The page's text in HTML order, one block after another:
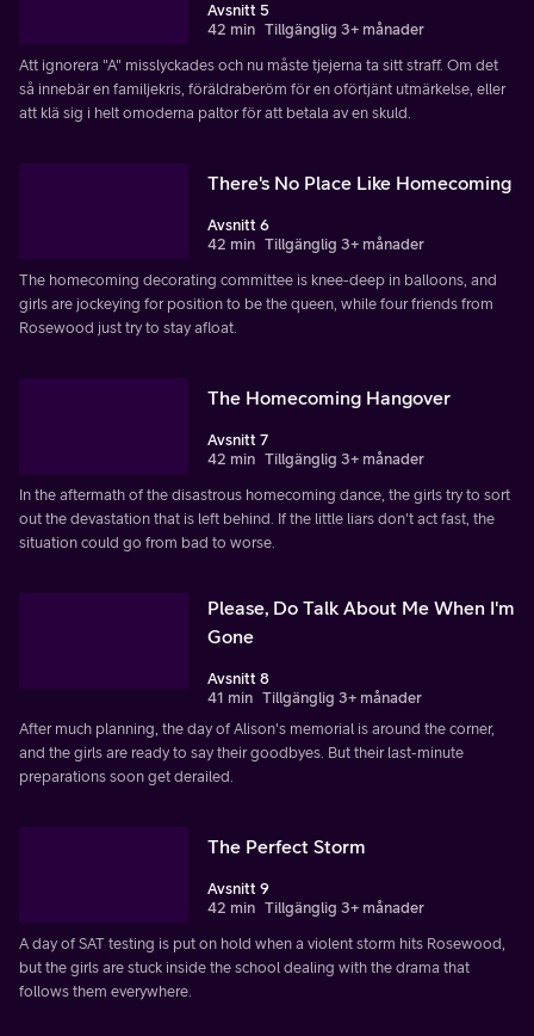
Avsnitt 5
42 min Tillgänglig 3+ månader
Att ignorera "A" misslyckades och nu måste tjejerna ta sitt straff. Om det
så innebär en familjekris, föräldraberöm för en oförtjänt utmärkelse, eller
att klä sig i helt omoderna paltor för att betala av en skuld.
There's No Place Like Homecoming
Avsnitt 6
42 min Tillgänglig 3+ månader
The homecoming decorating committee is knee-deep in balloons, and
girls are jockeying for position to be the queen, while four friends from
Rosewood just try to stay afloat.
The Homecoming Hangover
Avsnitt 7
42 min Tillgänglig 3+ månader
In the aftermath of the disastrous homecoming dance, the girls try to sort
out the devastation that is left behind. If the little liars don't act fast, the
situation could go from bad to worse.
Please, Do Talk About Me When I'm
Gone
Avsnitt 8
41 min Tillgänglig 3+ månader
After much planning, the day of Alison's memorial is around the corner,
and the girls are ready to say their goodbyes. But their last-minute
preparations soon get derailed.
The Perfect Storm
Avsnitt 9
42 min Tillgänglig 3+ månader
A day of SAT testing is put on hold when a violent storm hits Rosewood,
but the girls are stuck inside the school dealing with the drama that
follows them everywhere.